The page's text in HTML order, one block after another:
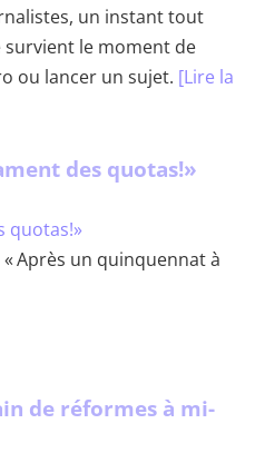
un instant tout
survient le moment de
ou lancer un sujet. [Lire la
des quotas!»
Après un quinquennat à
de réformes à mi-